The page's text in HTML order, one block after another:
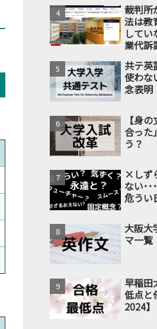
裁判所
法は教
して
業代訴
共テ英
使わな
念表明
【身
合った
う？
×しず
ない･･
危うい
大阪大
マ一覧
早稲田
低点と
2024】